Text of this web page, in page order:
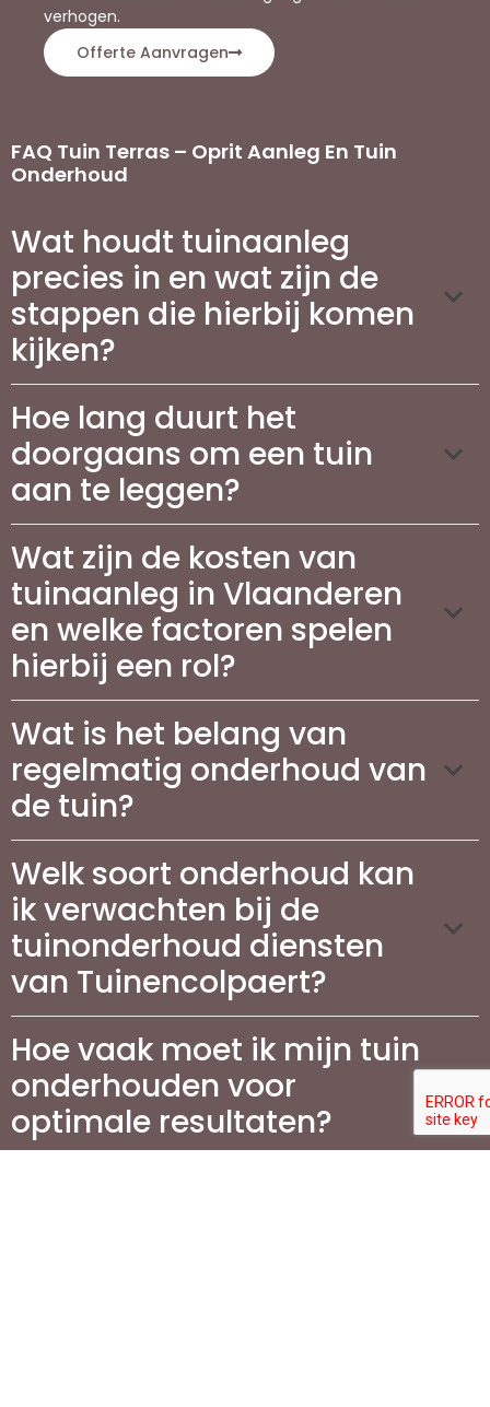
verhogen.
Offerte Aanvragen
FAQ Tuin Terras – Oprit Aanleg En Tuin
Onderhoud
Wat houdt tuinaanleg
precies in en wat zijn de
stappen die hierbij komen
kijken?
Hoe lang duurt het
doorgaans om een tuin
aan te leggen?
Wat zijn de kosten van
tuinaanleg in Vlaanderen
en welke factoren spelen
hierbij een rol?
Wat is het belang van
regelmatig onderhoud van
de tuin?
Welk soort onderhoud kan
ik verwachten bij de
tuinonderhoud diensten
van Tuinencolpaert?
Hoe vaak moet ik mijn tuin
onderhouden voor
optimale resultaten?